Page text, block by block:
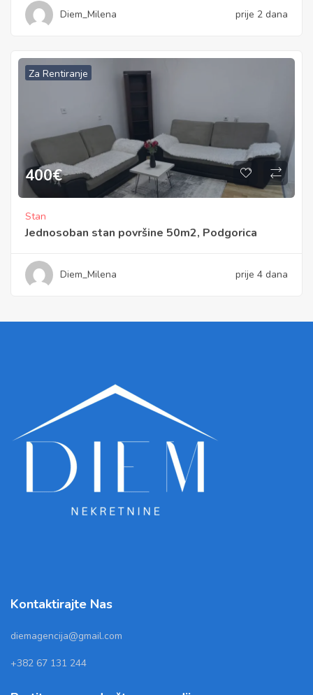
Diem_Milena prije 2 dana
Za Rentiranje
400€
Stan
Jednosoban stan površine 50m2, Podgorica
Diem_Milena prije 4 dana
Kontaktirajte Nas
diemagencija@gmail.com
+382 67 131 244